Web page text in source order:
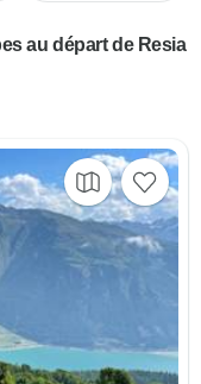
au départ de Resia